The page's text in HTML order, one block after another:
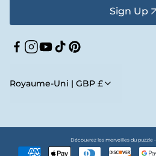
Sign Up
Facebook
Instagram
YouTube
TikTokPinterest
Royaume-Uni | GBP £
Découvrez les merveilles du puzzle